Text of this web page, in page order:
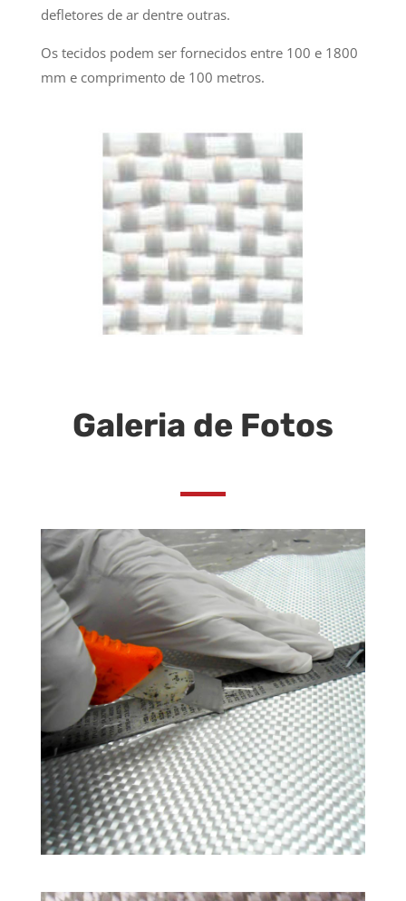
defletores de ar dentre outras.
Os tecidos podem ser fornecidos entre 100 e 1800
mm e comprimento de 100 metros.
Galeria de Fotos